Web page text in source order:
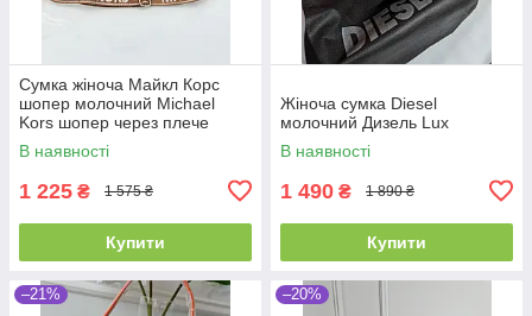
Сумка жіноча Майкл Корс
шопер молочний Michael
Kors шопер через плече
В наявності
1 225 ₴ 1 575 ₴
Купити
Жіноча сумка Diesel
молочний Дизель Lux
В наявності
1 490 ₴ 1 890 ₴
Купити
–21% –20%